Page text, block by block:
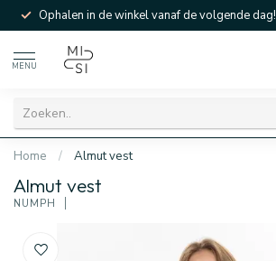
Ophalen in de winkel vanaf de volgende dag!
MENU
Home / Almut vest
Almut vest
NÜMPH